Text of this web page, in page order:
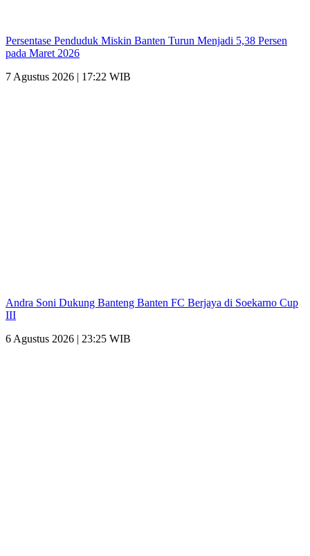
Persentase Penduduk Miskin Banten Turun Menjadi 5,38 Persen
pada Maret 2026
7 Agustus 2026 | 17:22 WIB
Andra Soni Dukung Banteng Banten FC Berjaya di Soekarno Cup
III
6 Agustus 2026 | 23:25 WIB